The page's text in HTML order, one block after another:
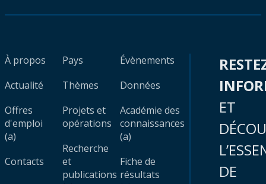
À propos
Actualité
Offres
d'emploi
(a)
Contacts
Pays
Thèmes
Projets et
opérations
Recherche
et
publications
Évènements
Données
Académie des
connaissances
(a)
Fiche de
résultats
ET
DE